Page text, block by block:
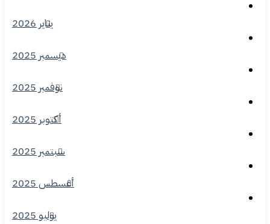
يناير 2026
ديسمبر 2025
نوفمبر 2025
أكتوبر 2025
سبتمبر 2025
أغسطس 2025
يوليو 2025